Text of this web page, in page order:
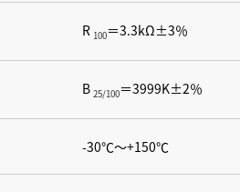
R 100＝3.3kΩ±3％
B 25/100＝3999K±2％
-30℃〜+150℃